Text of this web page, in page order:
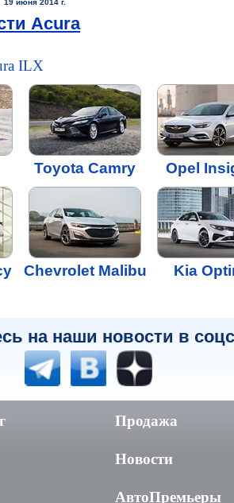
19 июня 2014 г.
Acura
ILX
Toyota Camry Opel
Chevrolet Malibu Kia
на наши новости в
Продажа
Новости
АвтоПремьеры